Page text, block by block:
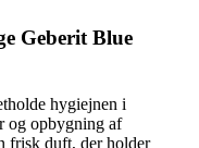
Geberit Blue
hygiejnen i
og opbygning af
frisk duft, der holder